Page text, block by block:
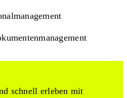
schnell erleben mit